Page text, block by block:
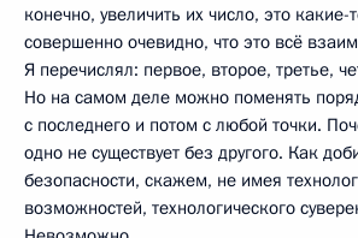
конечно, увеличить их число, это
совершенно очевидно, что это всё
Я перечислял: первое, второе, третье,
Но на самом деле можно поменять
с последнего и потом с любой точки.
одно не существует без другого. Как
безопасности, скажем, не имея
возможностей, технологического